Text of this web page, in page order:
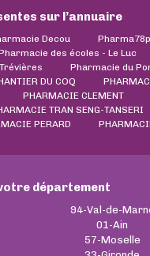
sur l’annuaire
Decou
des écoles - Le Luc
Pharmacie du
DU COQ
PHARMACIE CLEMENT
TRAN SENG-TANSERI
PERARD
département
94-Val-de-
01-Ain
57-Moselle